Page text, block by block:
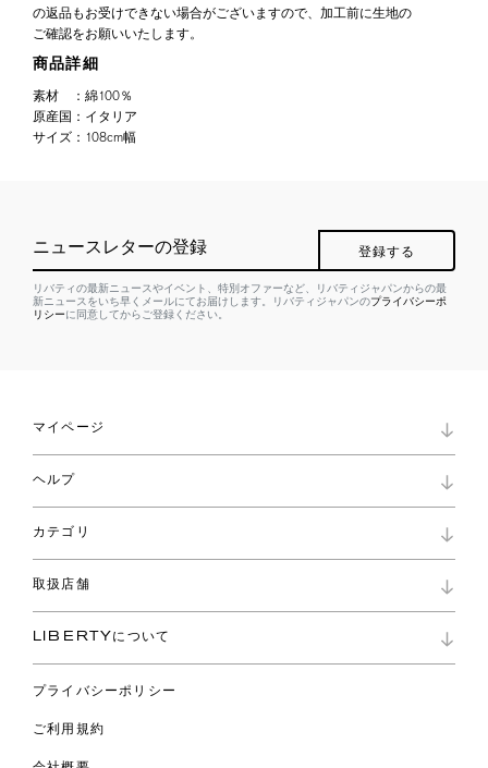
の返品もお受けできない場合がございますので、加工前に生地の
ご確認をお願いいたします。
商品詳細
素材 ： 綿100％
原産国 ： イタリア
サイズ ： 108cm幅
ニュースレターの登録 登録する
リバティの最新ニュースやイベント、特別オファーなど、リバティジャパンからの最
新ニュースをいち早くメールにてお届けします。リバティジャパンのプライバシーポ
リシーに同意してからご登録ください。
マイページ
ロイヤリティプログラム
パスワード再設定
ショッピングバッグ
ヘルプ
お問い合わせ
よくあるご質問
ご利用ガイド
カテゴリ
コレクション
ファブリックス
バッグ
ウェア
ライフスタイル
取扱店舗
リバティ・ファブリックス
LIBERTYについて
プライバシーポリシー
ご利用規約